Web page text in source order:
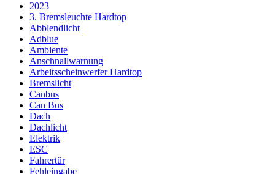
2023
3. Bremsleuchte Hardtop
Abblendlicht
Adblue
Ambiente
Anschnallwarnung
Arbeitsscheinwerfer Hardtop
Bremslicht
Canbus
Can Bus
Dach
Dachlicht
Elektrik
ESC
Fahrertür
Fehleingabe